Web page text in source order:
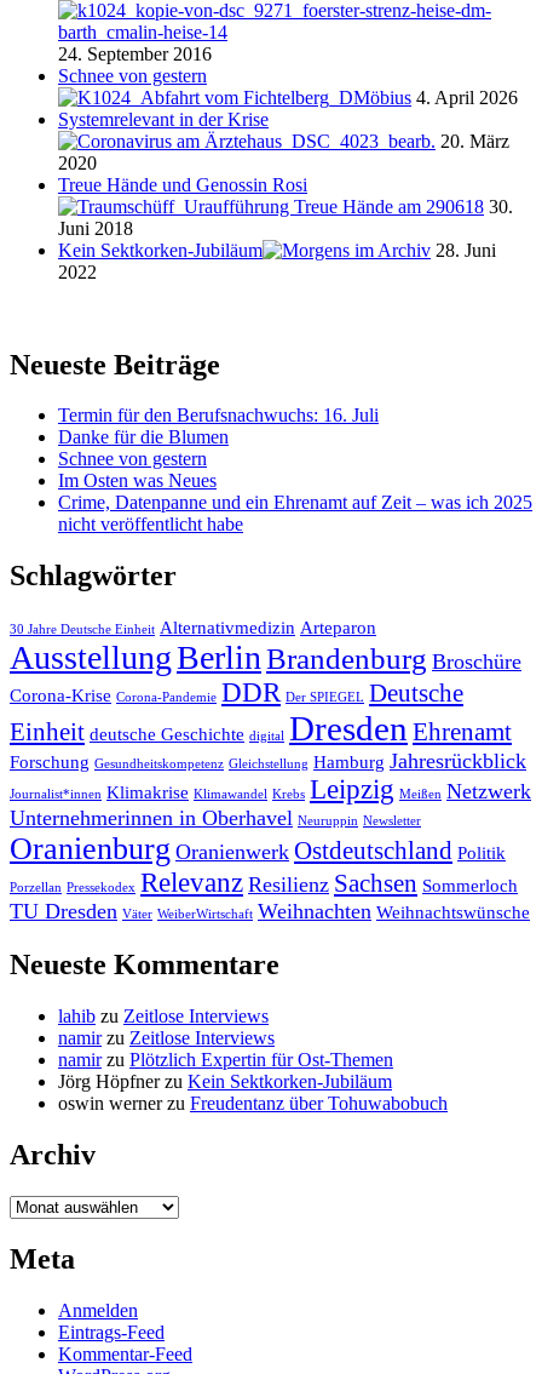
24. September 2016
Schnee von gestern
4. April 2026
Systemrelevant in der Krise
20. März
2020
Treue Hände und Genossin Rosi
30.
Juni 2018
Kein Sektkorken-Jubiläum
28. Juni
2022
Neueste Beiträge
Termin für den Berufsnachwuchs: 16. Juli
Danke für die Blumen
Schnee von gestern
Im Osten was Neues
Crime, Datenpanne und ein Ehrenamt auf Zeit – was ich 2025
nicht veröffentlicht habe
Schlagwörter
30 Jahre Deutsche Einheit Alternativmedizin Arteparon
AusstellungBerlinBrandenburg Broschüre
Corona-Krise Corona-Pandemie DDR Der SPIEGEL Deutsche
Einheit deutsche Geschichte digital Dresden Ehrenamt
Forschung Gesundheitskompetenz Gleichstellung Hamburg Jahresrückblick
Journalist*innen Klimakrise Klimawandel Krebs Leipzig Meißen Netzwerk
Unternehmerinnen in Oberhavel Neuruppin Newsletter
Oranienburg Oranienwerk Ostdeutschland Politik
Porzellan Pressekodex Relevanz Resilienz Sachsen Sommerloch
TU Dresden Väter WeiberWirtschaft Weihnachten Weihnachtswünsche
Neueste Kommentare
lahib zu Zeitlose Interviews
namirzu Zeitlose Interviews
namirzu Plötzlich Expertin für Ost-Themen
Jörg Höpfnerzu Kein Sektkorken-Jubiläum
oswin wernerzu Freudentanz über Tohuwabobuch
Archiv
Archiv
Meta
Anmelden
Eintrags-Feed
Kommentar-Feed